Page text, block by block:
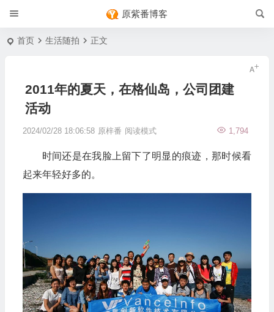
原紫番博客
首页 生活随拍 正文
2011年的夏天，在格仙岛，公司团建
活动
2024/02/28 18:06:58 原梓番 1,794
阅读模式
时间还是在我脸上留下了明显的痕迹，那时候看
起来年轻好多的。